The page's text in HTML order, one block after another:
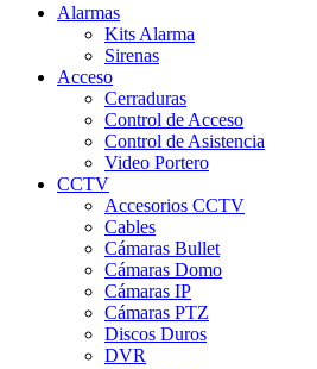
Alarmas
Kits Alarma
Sirenas
Acceso
Cerraduras
Control de Acceso
Control de Asistencia
Video Portero
CCTV
Accesorios CCTV
Cables
Cámaras Bullet
Cámaras Domo
Cámaras IP
Cámaras PTZ
Discos Duros
DVR